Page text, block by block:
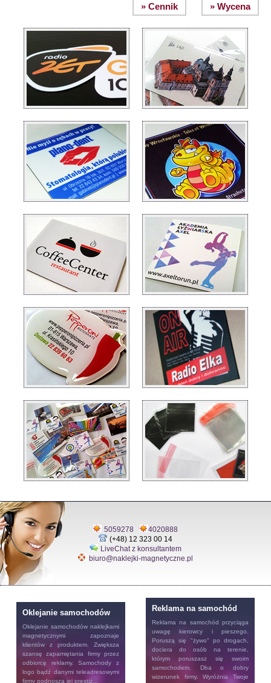
» Wycena
» Cennik
5059278
4020888
(+48) 12 323 00 14
LiveChat z konsultantem
biuro@naklejki-magnetyczne.pl
Oklejanie samochodów
Oklejanie samochodów naklejkami
magnetycznymi zapoznaje
klientów z produktem. Zwiększa
szansę zapamiętania firmy przez
odbiorcę reklamy. Samochody z
logo bądź danymi teleadresowymi
firmy podnoszą jej prestiż...
Reklama na samochód
Reklama na samochód przyciąga
uwagę kierowcy i pieszego.
Poruszą się "żywo" po drogach,
dociera do osób na terenie,
którym poruszasz się swoim
samochodem. Dba o dobry
wizerunek firmy. Wyróżnia Twoje